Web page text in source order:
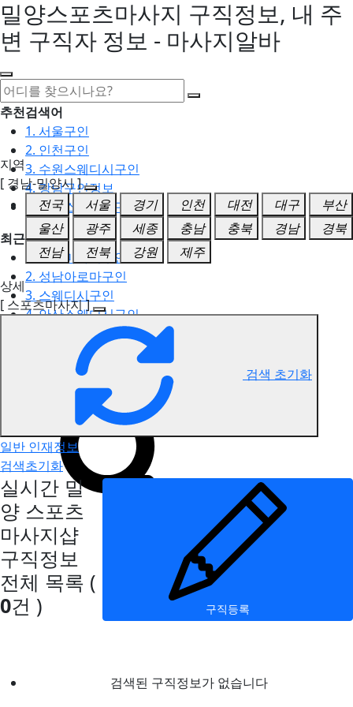
밀양스포츠마사지 구직정보, 내 주
변 구직자 정보 - 마사지알바
추천검색어
1. 서울구인
2. 인천구인
3. 수원스웨디시구인
4. 강남구인정보
5. 동탄스웨디시구인
최근검색어
1. 일산마사지구인
2. 성남아로마구인
3. 스웨디시구인
4. 안산스웨디시구인
5. 아로마구인
밀양 스포츠마사지 구직정보
지역
[ 경남-밀양시 ]
전국
서울 경기 인천 대전 대구
부산
울산
광주 세종 충남 충북 경남
경북
전남
전북 강원
제주
상세
[ 스포츠마사지 ]
검색 초기화
일반 인재정보
검색초기화
실시간 밀
양 스포츠
마사지샵
구직정보
전체 목록 (
0건 ) 구직등록
검색된 구직정보가 없습니다